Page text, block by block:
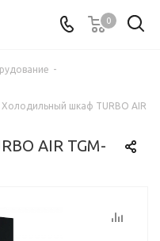
0
-
Холодильный шкаф TURBO AIR
AIR TGM-